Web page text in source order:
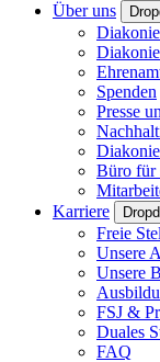
Über uns
Spenden
Presse
Büro für
Karriere
Freie
Unsere
Unsere
FSJ &
Duales
FAQ